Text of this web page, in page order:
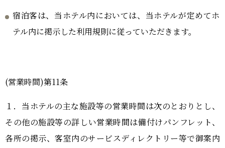
宿泊客は、当ホテル内においては、当ホテルが定めてホ
テル内に掲示した利用規則に従っていただきます。
(営業時間)第11条
１．当ホテルの主な施設等の営業時間は次のとおりとし、
その他の施設等の詳しい営業時間は備付けパンフレット、
各所の掲示、客室内のサービスディレクトリー等で御案内